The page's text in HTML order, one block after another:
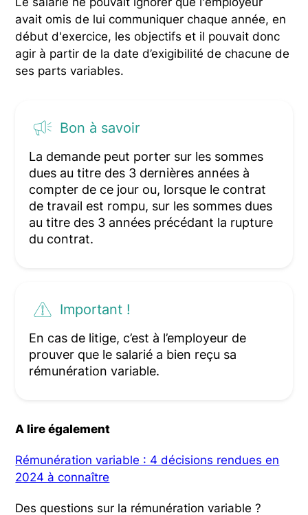
avait omis de lui communiquer chaque année, en
début d'exercice, les objectifs et il pouvait donc
agir à partir de la date d’exigibilité de chacune de
ses parts variables.
Bon à savoir
La demande peut porter sur les sommes
dues au titre des 3 dernières années à
compter de ce jour ou, lorsque le contrat
de travail est rompu, sur les sommes dues
au titre des 3 années précédant la rupture
du contrat.
Important !
En cas de litige, c’est à l’employeur de
prouver que le salarié a bien reçu sa
rémunération variable.
A lire également
Rémunération variable : 4 décisions rendues en
2024 à connaître
Des questions sur la rémunération variable ?